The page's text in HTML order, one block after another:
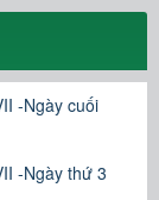
-Ngày cuối
-Ngày thứ 3